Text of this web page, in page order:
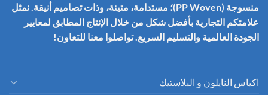
منسوجة (PP Woven)؛ مستدامة، متينة، وذات تصاميم أنيقة. نمثل
علامتكم التجارية بأفضل شكل من خلال الإنتاج المطابق لمعايير
الجودة العالمية والتسليم السريع. تواصلوا معنا للتعاون!
اكياس النايلون و البلاستيك